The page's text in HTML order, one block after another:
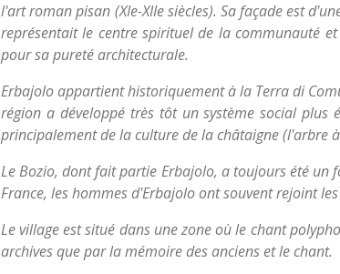
l'art roman pisan (XIe-XIIe siècles). Sa façade est
représentait le centre spirituel de la communauté
pour sa pureté architecturale.
Erbajolo appartient historiquement à la Terra di
région a développé très tôt un système social plus
principalement de la culture de la châtaigne (l'arbre
Le Bozio, dont fait partie Erbajolo, a toujours été un
France, les hommes d'Erbajolo ont souvent rejoint
Le village est situé dans une zone où le chant
archives que par la mémoire des anciens et le chant.